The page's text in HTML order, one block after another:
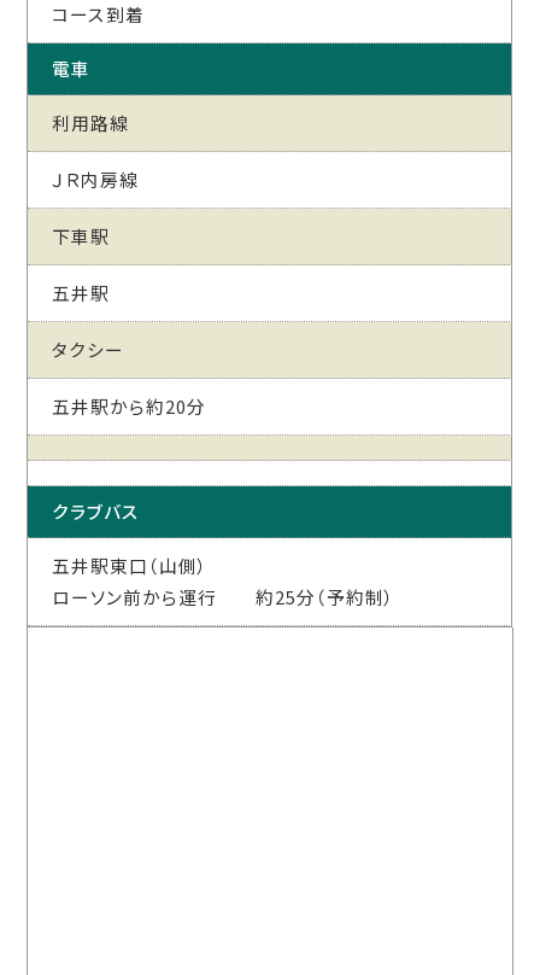
コース到着
電車
利用路線
ＪＲ内房線
下車駅
五井駅
タクシー
五井駅から約20分
クラブバス
五井駅東口（山側）
ローソン前から運行 約25分（予約制）